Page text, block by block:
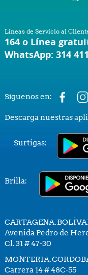
Líneas de Servicio al
164 o Línea
WhatsApp: 314
Síguenos en:
Descarga nuestras
Surtigas:
Brilla:
CARTAGENA,
Avenida Pedro de
Cl. 31 # 47-30
MONTERÍA,
Carrera 14 # 48C-55